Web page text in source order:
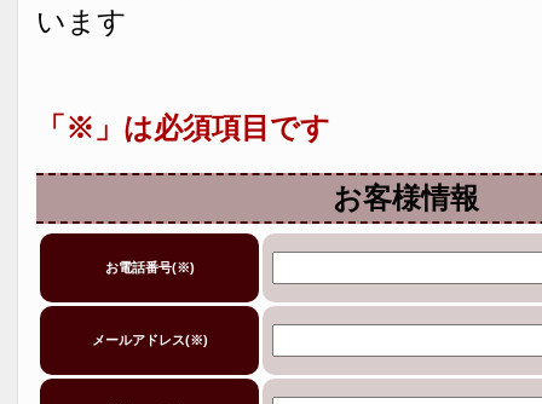
います
「※」は必須項目です
お客様情報
お電話番号(※)
メールアドレス(※)